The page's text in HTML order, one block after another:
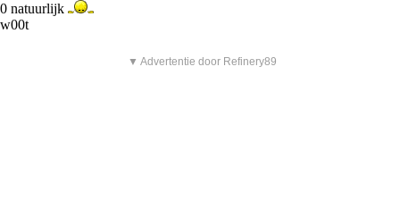
0 natuurlijk
w00t
▼ Advertentie door Refinery89